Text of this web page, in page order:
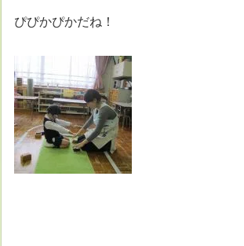
ぴぴかぴかだね！